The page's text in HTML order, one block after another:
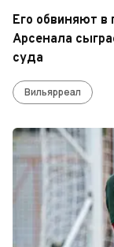
Его обвиняют в
Арсенала
суда
Вильярреал